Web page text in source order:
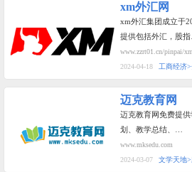
xm外汇网
xm外汇集团成立于
提供包括外汇，股指
www.zzrt01.cn/pinpai/xm
2024-04-18
工商经济
迈克教育网
迈克教育网免费提
划、教学总结、…
www.mksedu.com
2024-03-07
文学天地